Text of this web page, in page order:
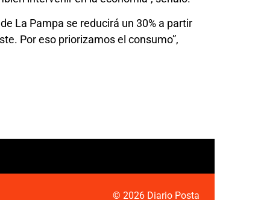
La Pampa se reducirá un 30% a partir
Por eso priorizamos el consumo”,
© 2026 Diario Posta